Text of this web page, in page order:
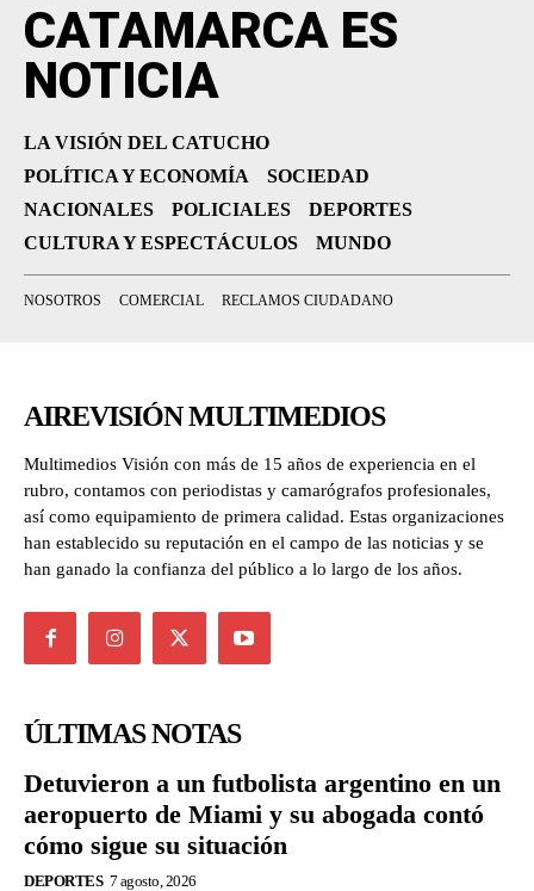
CATAMARCA ES
NOTICIA
LA VISIÓN DEL CATUCHO
POLÍTICA Y ECONOMÍA
SOCIEDAD
NACIONALES
POLICIALES
DEPORTES
CULTURA Y ESPECTÁCULOS
MUNDO
NOSOTROS COMERCIAL RECLAMOS CIUDADANO
AIREVISIÓN MULTIMEDIOS
Multimedios Visión con más de 15 años de experiencia en el
rubro, contamos con periodistas y camarógrafos profesionales,
así como equipamiento de primera calidad. Estas organizaciones
han establecido su reputación en el campo de las noticias y se
han ganado la confianza del público a lo largo de los años.
ÚLTIMAS NOTAS
Detuvieron a un futbolista argentino en un
aeropuerto de Miami y su abogada contó
cómo sigue su situación
DEPORTES 7 agosto, 2026